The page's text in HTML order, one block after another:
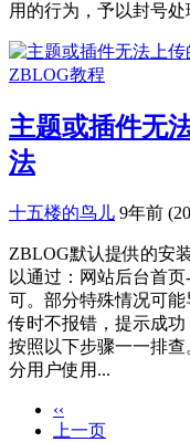
用的行为，予以封号处
ZBLOG教程
主题或插件无
法
十五楼的鸟儿 9年前
ZBLOG默认提供的安
以通过：网站后台首
可。部分特殊情况可
传时不报错，提示成
按照以下步骤一一排
分用户使用...
‹‹
上一页